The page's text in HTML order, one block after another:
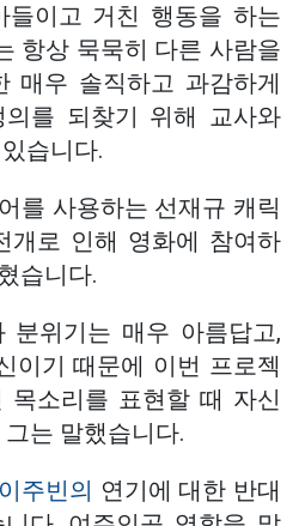
들이고 거친 행동을 하는
항상 묵묵히 다른 사람을
매우 솔직하고 과감하게
를 되찾기 위해 교사와
습니다.
를 사용하는 선재규 캐릭
개로 인해 영화에 참여하
습니다.
분위기는 매우 아름답고,
이기 때문에 이번 프로젝
목소리를 표현할 때 자신
는 말했습니다.
이주빈의 연기에 대한 반대